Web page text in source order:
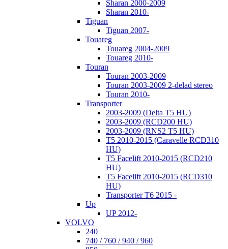
Sharan 2000-2009
Sharan 2010-
Tiguan
Tiguan 2007-
Touareg
Touareg 2004-2009
Touareg 2010-
Touran
Touran 2003-2009
Touran 2003-2009 2-delad stereo
Touran 2010-
Transporter
2003-2009 (Delta T5 HU)
2003-2009 (RCD200 HU)
2003-2009 (RNS2 T5 HU)
T5 2010-2015 (Caravelle RCD310
HU)
T5 Facelift 2010-2015 (RCD210
HU)
T5 Facelift 2010-2015 (RCD310
HU)
Transporter T6 2015 -
Up
UP 2012-
VOLVO
240
740 / 760 / 940 / 960